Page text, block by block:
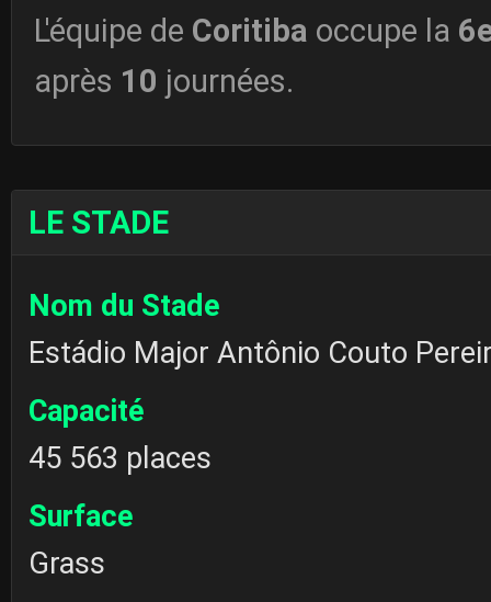
L'équipe de Coritiba occupe la
après 10 journées.
LE STADE
Nom du Stade
Estádio Major Antônio Couto
Capacité
45 563 places
Surface
Grass